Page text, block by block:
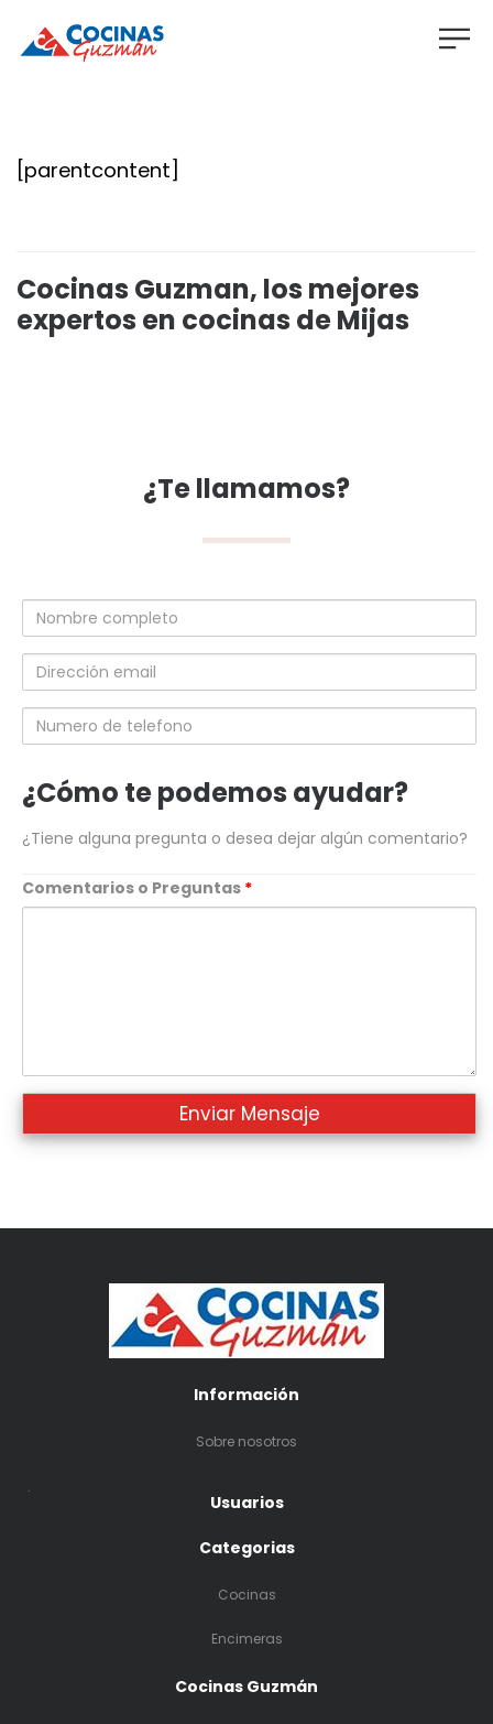
[parentcontent]
Cocinas Guzman, los mejores
expertos en cocinas de Mijas
¿Te llamamos?
Nombre
completo
Dirección
email
Numero
de
¿Cómo te podemos ayudar?
¿Tiene alguna pregunta o desea dejar algún comentario?
Comentarios o Preguntas *
Información
Sobre nosotros
.
Usuarios
Categorias
Cocinas
Encimeras
Cocinas Guzmán